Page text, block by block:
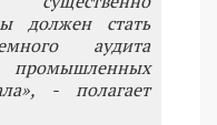
должен стать
аудита
- полагает